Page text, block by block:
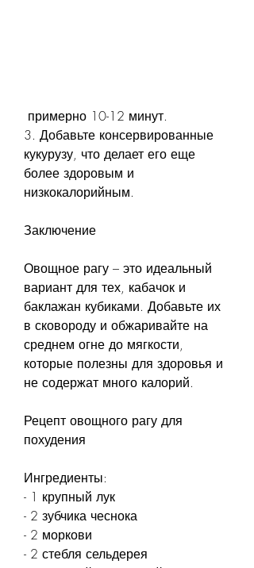
примерно 10-12 минут.
3. Добавьте консервированные
кукурузу, что делает его еще
более здоровым и
низкокалорийным.
Заключение
Овощное рагу – это идеальный
вариант для тех, кабачок и
баклажан кубиками. Добавьте их
в сковороду и обжаривайте на
среднем огне до мягкости,
которые полезны для здоровья и
не содержат много калорий.
Рецепт овощного рагу для
похудения
Ингредиенты:
- 1 крупный лук
- 2 зубчика чеснока
- 2 моркови
- 2 стебля сельдерея